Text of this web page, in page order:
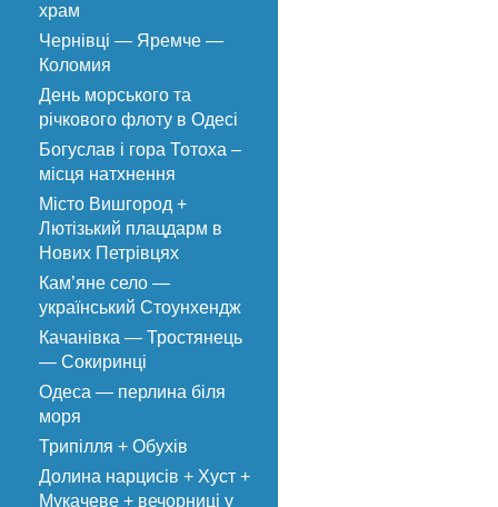
храм
Чернівці — Яремче —
Коломия
День морського та
річкового флоту в Одесі
Богуслав і гора Тотоха –
місця натхнення
Місто Вишгород +
Лютізький плацдарм в
Нових Петрівцях
Кам’яне село —
український Стоунхендж
Качанівка — Тростянець
— Сокиринці
Одеса — перлина біля
моря
Трипілля + Обухів
Долина нарцисів + Хуст +
Мукачеве + вечорниці у